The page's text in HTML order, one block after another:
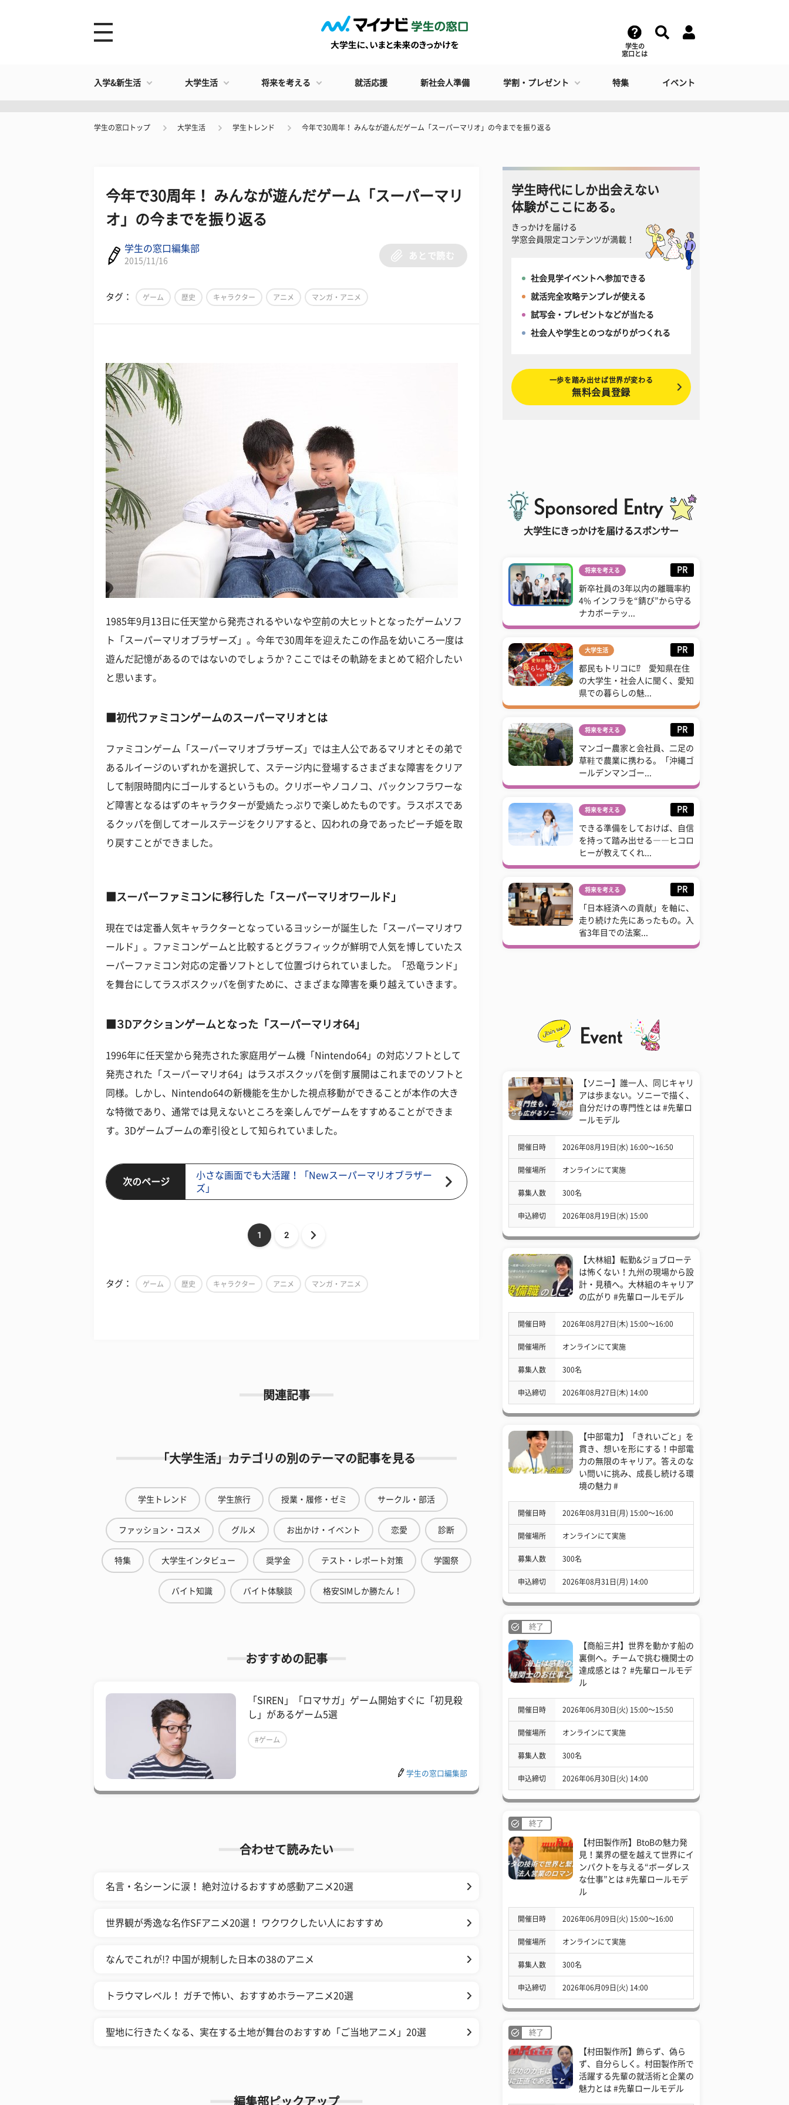
学生の
窓口とは
入学&新生活 大学生活 将来を考える 就活応援 新社会人準備 学割・プレゼント 特集 イベント
学生の窓口トップ 大学生活 学生トレンド 今年で30周年！ みんなが遊んだゲーム「スーパーマリオ」の今までを振り返る
今年で30周年！ みんなが遊んだゲーム「スーパーマリ
オ」の今までを振り返る
学生の窓口編集部
2015/11/16
あとで読む
タグ： ゲーム 歴史 キャラクター アニメ マンガ・アニメ
1985年9月13日に任天堂から発売されるやいなや空前の大ヒットとなったゲームソフ
ト「スーパーマリオブラザーズ」。今年で30周年を迎えたこの作品を幼いころ一度は
遊んだ記憶があるのではないのでしょうか？ここではその軌跡をまとめて紹介したい
と思います。
■初代ファミコンゲームのスーパーマリオとは
ファミコンゲーム「スーパーマリオブラザーズ」では主人公であるマリオとその弟で
あるルイージのいずれかを選択して、ステージ内に登場するさまざまな障害をクリア
して制限時間内にゴールするというもの。クリボーやノコノコ、パックンフラワーな
ど障害となるはずのキャラクターが愛嬌たっぷりで楽しめたものです。ラスボスであ
るクッパを倒してオールステージをクリアすると、囚われの身であったピーチ姫を取
り戻すことができました。
■スーパーファミコンに移行した「スーパーマリオワールド」
現在では定番人気キャラクターとなっているヨッシーが誕生した「スーパーマリオワ
ールド」。ファミコンゲームと比較するとグラフィックが鮮明で人気を博していたス
ーパーファミコン対応の定番ソフトとして位置づけられていました。「恐竜ランド」
を舞台にしてラスボスクッパを倒すために、さまざまな障害を乗り越えていきます。
■３Dアクションゲームとなった「スーパーマリオ64」
1996年に任天堂から発売された家庭用ゲーム機「Nintendo64」の対応ソフトとして
発売された「スーパーマリオ64」はラスボスクッパを倒す展開はこれまでのソフトと
同様。しかし、Nintendo64の新機能を生かした視点移動ができることが本作の大き
な特徴であり、通常では見えないところを楽しんでゲームをすすめることができま
す。3Dゲームブームの牽引役として知られていました。
次のページ
小さな画面でも大活躍！「Newスーパーマリオブラザー
ズ」
1 2
タグ： ゲーム 歴史 キャラクター アニメ マンガ・アニメ
関連記事
「大学生活」カテゴリの別のテーマの記事を見る
学生トレンド 学生旅行 授業・履修・ゼミ サークル・部活
ファッション・コスメ グルメ お出かけ・イベント 恋愛 診断
特集 大学生インタビュー 奨学金 テスト・レポート対策 学園祭
バイト知識 バイト体験談 格安SIMしか勝たん！
おすすめの記事
「SIREN」「ロマサガ」ゲーム開始すぐに「初見殺
し」があるゲーム5選
#ゲーム
学生の窓口編集部
合わせて読みたい
名言・名シーンに涙！ 絶対泣けるおすすめ感動アニメ20選
世界観が秀逸な名作SFアニメ20選！ ワクワクしたい人におすすめ
なんでこれが!? 中国が規制した日本の38のアニメ
トラウマレベル！ ガチで怖い、おすすめホラーアニメ20選
聖地に行きたくなる、実在する土地が舞台のおすすめ「ご当地アニメ」20選
編集部ピックアップ
学生時代にしか出会えない
体験がここにある。
きっかけを届ける
学窓会員限定コンテンツが満載！
社会見学イベントへ参加できる
就活完全攻略テンプレが使える
試写会・プレゼントなどが当たる
社会人や学生とのつながりがつくれる
一歩を踏み出せば世界が変わる
無料会員登録
大学生にきっかけを届けるスポンサー
将来を考える PR
新卒社員の3年以内の離職率約
4% インフラを“錆び”から守る
ナカボーテッ...
大学生活 PR
都民もトリコに⁉ 愛知県在住
の大学生・社会人に聞く、愛知
県での暮らしの魅...
将来を考える PR
マンゴー農家と会社員、二足の
草鞋で農業に携わる。「沖縄ゴ
ールデンマンゴー...
将来を考える PR
できる準備をしておけば、自信
を持って踏み出せる――ヒコロ
ヒーが教えてくれ...
将来を考える PR
「日本経済への貢献」を軸に、
走り続けた先にあったもの。入
省3年目での法案...
【ソニー】誰一人、同じキャリ
アは歩まない。ソニーで描く、
自分だけの専門性とは #先輩ロ
ールモデル
開催日時 2026年08月19日(水) 16:00〜16:50
開催場所 オンラインにて実施
募集人数 300名
申込締切 2026年08月19日(水) 15:00
【大林組】転勤&ジョブローテ
は怖くない！九州の現場から設
計・見積へ。大林組のキャリア
の広がり #先輩ロールモデル
開催日時 2026年08月27日(木) 15:00〜16:00
開催場所 オンラインにて実施
募集人数 300名
申込締切 2026年08月27日(木) 14:00
【中部電力】「きれいごと」を
貫き、想いを形にする！中部電
力の無限のキャリア。答えのな
い問いに挑み、成長し続ける環
境の魅力 #
開催日時 2026年08月31日(月) 15:00〜16:00
開催場所 オンラインにて実施
募集人数 300名
申込締切 2026年08月31日(月) 14:00
終了
【商船三井】世界を動かす船の
裏側へ。チームで挑む機関士の
達成感とは？ #先輩ロールモデ
ル
開催日時 2026年06月30日(火) 15:00〜15:50
開催場所 オンラインにて実施
募集人数 300名
申込締切 2026年06月30日(火) 14:00
終了
【村田製作所】BtoBの魅力発
見！業界の壁を越えて世界にイ
ンパクトを与える“ボーダレス
な仕事”とは #先輩ロールモデ
ル
開催日時 2026年06月09日(火) 15:00〜16:00
開催場所 オンラインにて実施
募集人数 300名
申込締切 2026年06月09日(火) 14:00
終了
【村田製作所】飾らず、偽ら
ず、自分らしく。村田製作所で
活躍する先輩の就活術と企業の
魅力とは #先輩ロールモデル